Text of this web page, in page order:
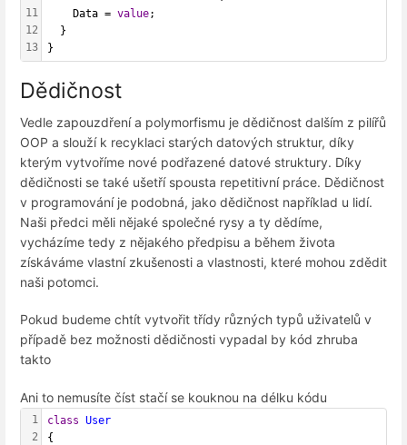
11
12
13
    Data =
value;
  }
}
Dědičnost
Vedle zapouzdření a polymorfismu je dědičnost dalším z pilířů
OOP a slouží k recyklaci starých datových struktur, díky
kterým vytvoříme nové podřazené datové struktury. Díky
dědičnosti se také ušetří spousta repetitivní práce. Dědičnost
v programování je podobná, jako dědičnost například u lidí.
Naši předci měli nějaké společné rysy a ty dědíme,
vycházíme tedy z nějakého předpisu a během života
získáváme vlastní zkušenosti a vlastnosti, které mohou zdědit
naši potomci.
Pokud budeme chtít vytvořit třídy různých typů uživatelů v
případě bez možnosti dědičnosti vypadal by kód zhruba
takto
Ani to nemusíte číst stačí se kouknou na délku kódu
1
2
class User
{